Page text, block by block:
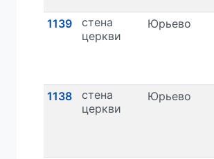
1139
стена
церкви
Юрьево
1138
стена
церкви
Юрьево